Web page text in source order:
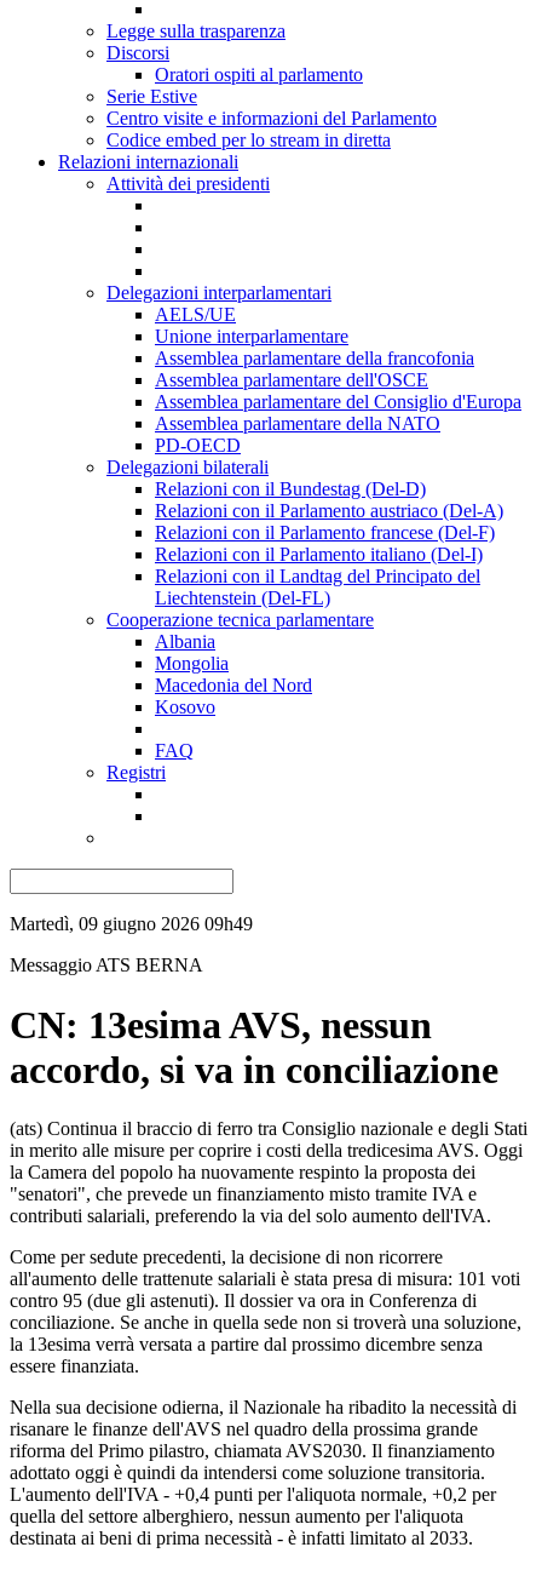
Legge sulla trasparenza
Discorsi
Oratori ospiti al parlamento
Serie Estive
Centro visite e informazioni del Parlamento
Codice embed per lo stream in diretta
Relazioni internazionali
Attività dei presidenti
Delegazioni interparlamentari
AELS/UE
Unione interparlamentare
Assemblea parlamentare della francofonia
Assemblea parlamentare dell'OSCE
Assemblea parlamentare del Consiglio d'Europa
Assemblea parlamentare della NATO
PD-OECD
Delegazioni bilaterali
Relazioni con il Bundestag (Del-D)
Relazioni con il Parlamento austriaco (Del-A)
Relazioni con il Parlamento francese (Del-F)
Relazioni con il Parlamento italiano (Del-I)
Relazioni con il Landtag del Principato del
Liechtenstein (Del-FL)
Cooperazione tecnica parlamentare
Albania
Mongolia
Macedonia del Nord
Kosovo
FAQ
Registri
Martedì, 09 giugno 2026 09h49
Messaggio ATS BERNA
CN: 13esima AVS, nessun
accordo, si va in conciliazione
(ats) Continua il braccio di ferro tra Consiglio nazionale e degli Stati
in merito alle misure per coprire i costi della tredicesima AVS. Oggi
la Camera del popolo ha nuovamente respinto la proposta dei
"senatori", che prevede un finanziamento misto tramite IVA e
contributi salariali, preferendo la via del solo aumento dell'IVA.
Come per sedute precedenti, la decisione di non ricorrere
all'aumento delle trattenute salariali è stata presa di misura: 101 voti
contro 95 (due gli astenuti). Il dossier va ora in Conferenza di
conciliazione. Se anche in quella sede non si troverà una soluzione,
la 13esima verrà versata a partire dal prossimo dicembre senza
essere finanziata.
Nella sua decisione odierna, il Nazionale ha ribadito la necessità di
risanare le finanze dell'AVS nel quadro della prossima grande
riforma del Primo pilastro, chiamata AVS2030. Il finanziamento
adottato oggi è quindi da intendersi come soluzione transitoria.
L'aumento dell'IVA - +0,4 punti per l'aliquota normale, +0,2 per
quella del settore alberghiero, nessun aumento per l'aliquota
destinata ai beni di prima necessità - è infatti limitato al 2033.